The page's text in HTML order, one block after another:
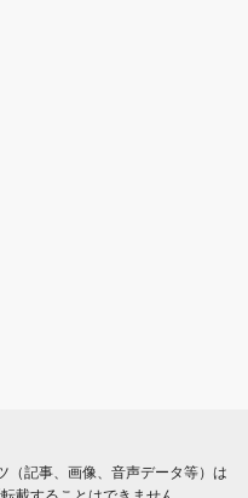
（記事、画像、音声データ等）は